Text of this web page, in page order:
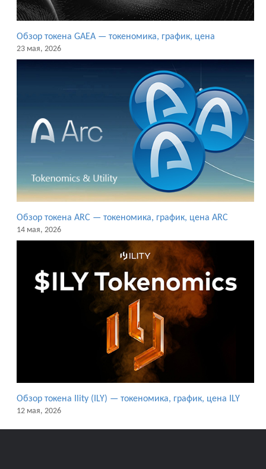
Обзор токена GAEA — токеномика, график, цена
23 мая, 2026
Обзор токена ARC — токеномика, график, цена ARC
14 мая, 2026
Обзор токена Ility (ILY) — токеномика, график, цена ILY
12 мая, 2026